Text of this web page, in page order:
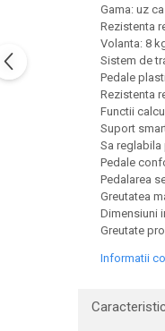
Gama: uz
Rezistenta
Volanta: 8
Sistem de
Pedale
Rezistenta
Functii
Suport
Sa
Pedale
Pedalarea
Greutatea
Dimensiuni
Greutate
Informatii